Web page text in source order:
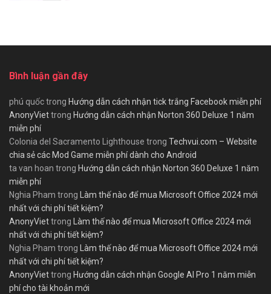
Bình luận gần đây
phú quốctrong Hướng dẫn cách nhận tick trắng Facebook miễn phí
AnonyViettrong Hướng dẫn cách nhận Norton 360 Deluxe 1 năm
miễn phí
Colonia del Sacramento Lighthouse trong Techvui.com – Website
chia sẻ các Mod Game miễn phí dành cho Android
ta van hoan trong Hướng dẫn cách nhận Norton 360 Deluxe 1 năm
miễn phí
Nghia Pham trong
Làm thế nào để mua Microsoft Office 2024 mới
nhất với chi phí tiết kiệm?
AnonyViettrong
Làm thế nào để mua Microsoft Office 2024 mới
nhất với chi phí tiết kiệm?
Nghia Pham trong
Làm thế nào để mua Microsoft Office 2024 mới
nhất với chi phí tiết kiệm?
AnonyViettrong Hướng dẫn cách nhận Google AI Pro 1 năm miễn
phí cho tài khoản mới